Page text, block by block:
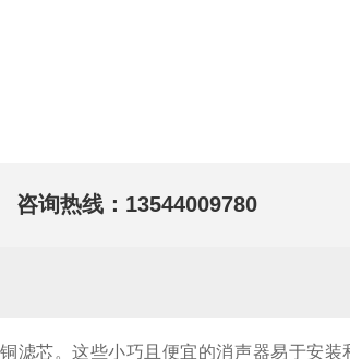
咨询热线： 13544009780
滤芯。这些小巧且便宜的消声器易于安